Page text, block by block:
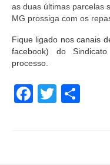
as duas últimas parcelas
MG prossiga com os
Fique ligado nos canais
facebook) do
processo.
Facebook
Twitter